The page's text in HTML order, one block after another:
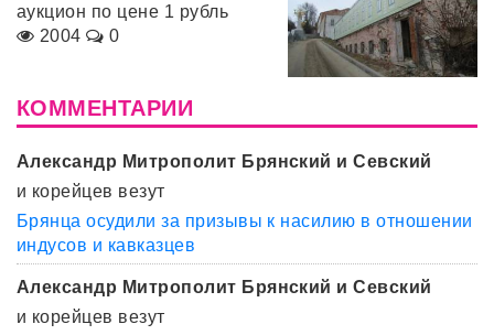
аукцион по цене 1 рубль
2004
0
КОММЕНТАРИИ
Александр Митрополит Брянский и Севский
и корейцев везут
Брянца осудили за призывы к насилию в отношении
индусов и кавказцев
Александр Митрополит Брянский и Севский
и корейцев везут